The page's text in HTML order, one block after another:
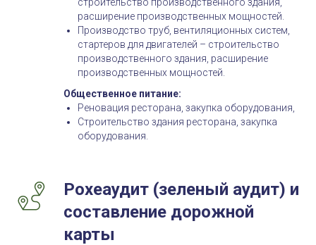
расширение производственных мощностей.
Производство труб, вентиляционных систем,
стартеров для двигателей – строительство
производственного здания, расширение
производственных мощностей.
Общественное питание:
Реновация ресторана, закупка оборудования,
Строительство здания ресторана, закупка
оборудования.
Рохеаудит (зеленый аудит) и
составление дорожной
карты